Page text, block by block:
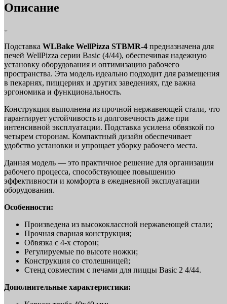
Описание
Подставка WLBake WellPizza STBMR-4 предназначена для
печей WellPizza серии Basic (4/44), обеспечивая надежную
установку оборудования и оптимизацию рабочего
пространства. Эта модель идеально подходит для размещения
в пекарнях, пиццериях и других заведениях, где важна
эргономика и функциональность.
Конструкция выполнена из прочной нержавеющей стали, что
гарантирует устойчивость и долговечность даже при
интенсивной эксплуатации. Подставка усилена обвязкой по
четырем сторонам. Компактный дизайн обеспечивает
удобство установки и упрощает уборку рабочего места.
Данная модель — это практичное решение для организации
рабочего процесса, способствующее повышению
эффективности и комфорта в ежедневной эксплуатации
оборудования.
Особенности:
Произведена из высококлассной нержавеющей стали;
Прочная сварная конструкция;
Обвязка с 4-х сторон;
Регулируемые по высоте ножки;
Конструкция со столешницей;
Стенд совместим с печами для пиццы Basic 2 4/44.
Дополнительные характеристики: